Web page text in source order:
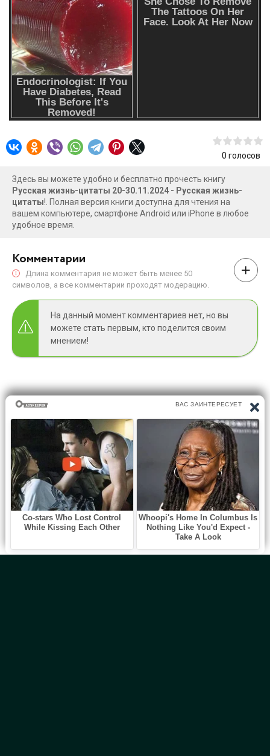
0 голосов
Здесь вы можете удобно и бесплатно прочесть книгу
Русская жизнь-цитаты 20-30.11.2024 - Русская жизнь-
цитаты!. Полная версия книги доступна для чтения на
вашем компьютере, смартфоне Android или iPhone в любое
удобное время.
Комментарии
Длина комментария не может быть менее 50
символов, а все комментарии проходят модерацию.
На данный момент комментариев нет, но вы
можете стать первым, кто поделится своим
мнением!